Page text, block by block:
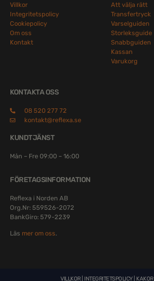
Villkor
Integritetspolicy
Cookiepolicy
Om oss
Kontakt
Att välja rätt
Transfertryck
Varselguiden
Storleksguide
Snabbguiden
Kassan
Varukorg
KONTAKTA OSS
08 520 277 72
kontakt@reflexa.se
KUNDTJÄNST
Mån – Fre 09:00 – 16:00
FÖRETAGSINFORMATION
Reflexa i Norden AB
Org.Nr: 559526-2072
BankGiro: 579-2239
Läs mer om oss.
VILLKOR| INTEGRITETSPOLICY| KAKOR